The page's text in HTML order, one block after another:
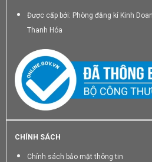
Được cấp bởi: Phòng đăng kí Kinh
Thanh Hóa
CHÍNH SÁCH
Chính sách bảo mật thông tin